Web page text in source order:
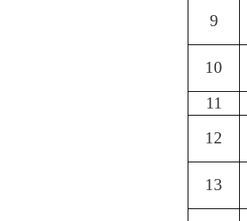
9
10
11
12
13